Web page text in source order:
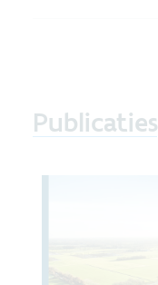
Publicaties